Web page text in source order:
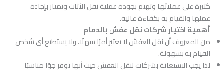
كثيرة على عملائها وتهتم بجودة عملية نقل الأثاث وتمتاز بإجادة
عملها والقيام به بكفاءة عالية.
أهمية اختيار شركات نقل عفش بالدمام
من المعروف أن نقل العفش لا يعتبر أمرًا سهلًا، ولا يستطيع أي شخص
القيام به بسهولة.
لذا يجب الاستعانة بشركات لنقل العفش حيث أنها توفر جوًا مناسبًا